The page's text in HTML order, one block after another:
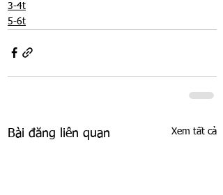
3-4t
5-6t
Bài đăng liên quan Xem tất cả